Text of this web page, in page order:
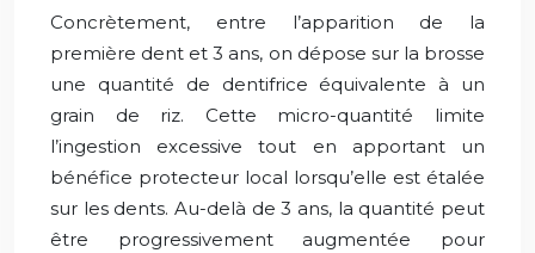
Concrètement, entre l’apparition de la
première dent et 3 ans, on dépose sur la brosse
une quantité de dentifrice équivalente à un
grain de riz. Cette micro-quantité limite
l’ingestion excessive tout en apportant un
bénéfice protecteur local lorsqu’elle est étalée
sur les dents. Au-delà de 3 ans, la quantité peut
être progressivement augmentée pour